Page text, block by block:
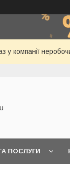
у компанії
ПОСЛУГИ